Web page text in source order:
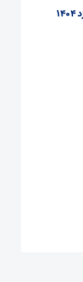
اولین مبلغ احتمالی از دستمزد ۱۴۰۴